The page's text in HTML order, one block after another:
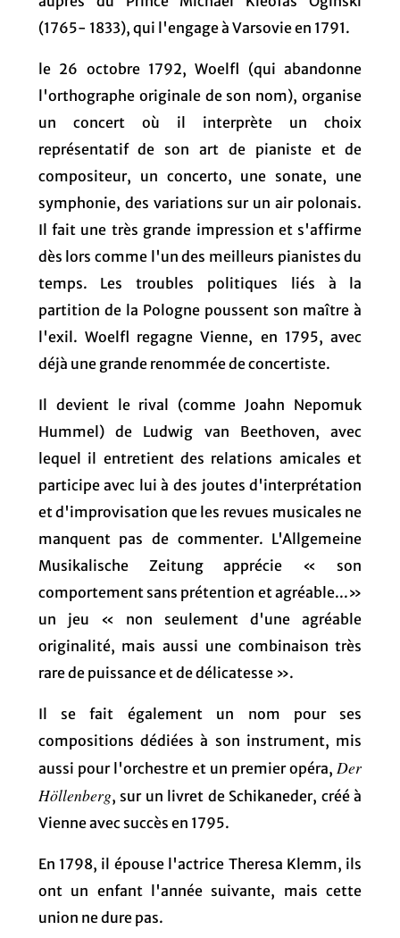
(1765- 1833), qui l'engage à Varsovie en 1791.
le 26 octobre 1792, Woelfl (qui abandonne
l'orthographe originale de son nom), organise
un concert où il interprète un choix
représentatif de son art de pianiste et de
compositeur, un concerto, une sonate, une
symphonie, des variations sur un air polonais.
Il fait une très grande impression et s'affirme
dès lors comme l'un des meilleurs pianistes du
temps. Les troubles politiques liés à la
partition de la Pologne poussent son maître à
l'exil. Woelfl regagne Vienne, en 1795, avec
déjà une grande renommée de concertiste.
Il devient le rival (comme Joahn Nepomuk
Hummel) de Ludwig van Beethoven, avec
lequel il entretient des relations amicales et
participe avec lui à des joutes d'interprétation
et d'improvisation que les revues musicales ne
manquent pas de commenter. L'Allgemeine
Musikalische Zeitung apprécie « son
comportement sans prétention et agréable...»
un jeu « non seulement d'une agréable
originalité, mais aussi une combinaison très
rare de puissance et de délicatesse ».
Il se fait également un nom pour ses
compositions dédiées à son instrument, mis
aussi pour l'orchestre et un premier opéra, Der
Höllenberg, sur un livret de Schikaneder, créé à
Vienne avec succès en 1795.
En 1798, il épouse l'actrice Theresa Klemm, ils
ont un enfant l'année suivante, mais cette
union ne dure pas.